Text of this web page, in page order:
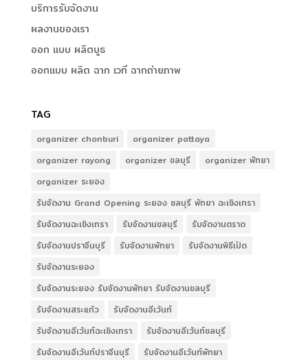
บริการรับจัดงาน
ผลงานของเรา
ออก แบบ ผลิตบูธ
ออกแบบ ผลิต ฉาก เวที ฉากถ่ายภาพ
TAG
organizer chonburi
organizer pattaya
organizer rayong
organizer ชลบุรี
organizer พัทยา
organizer ระยอง
รับจัดงาน Grand Opening ระยอง ชลบุรี พัทยา ฉะเชิงเทรา
รับจัดงานฉะเชิงเทรา
รับจัดงานชลบุรี
รับจัดงานตราด
รับจัดงานปราจีนบุรี
รับจัดงานพัทยา
รับจัดงานพิธีเปิด
รับจัดงานระยอง
รับจัดงานระยอง รับจัดงานพัทยา รับจัดงานชลบุรี
รับจัดงานสระแก้ว
รับจัดงานอีเว้นท์
รับจัดงานอีเว้นท์ฉะเชิงเทรา
รับจัดงานอีเว้นท์ชลบุรี
รับจัดงานอีเว้นท์ปราจีนบุรี
รับจัดงานอีเว้นท์พัทยา